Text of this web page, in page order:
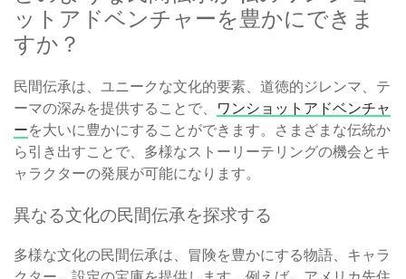
ットアドベンチャーを豊かにできま
すか？
民間伝承は、ユニークな文化的要素、道徳的ジレンマ、テ
ーマの深みを提供することで、 ワンショットアドベンチャ
ーを大いに豊かにすることができます。さまざまな伝統か
ら引き出すことで、多様なストーリーテリングの機会とキ
ャラクターの発展が可能になります。
異なる文化の民間伝承を探求する
多様な文化の民間伝承は、冒険を豊かにする物語、キャラ